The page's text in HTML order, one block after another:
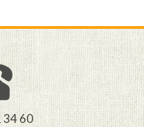
34 60